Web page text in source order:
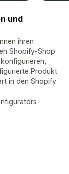
und
ihren
Shopify-Shop
Produkt
in den Shopify